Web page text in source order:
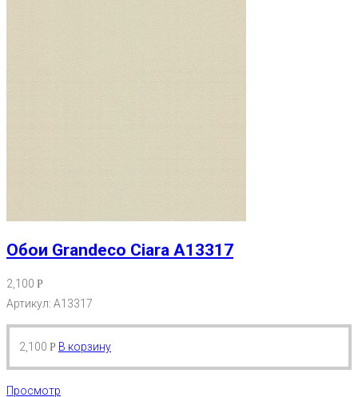
Обои Grandeco Ciara A13317
2,100 Р
Артикул: A13317
2,100 Р В корзину
Просмотр